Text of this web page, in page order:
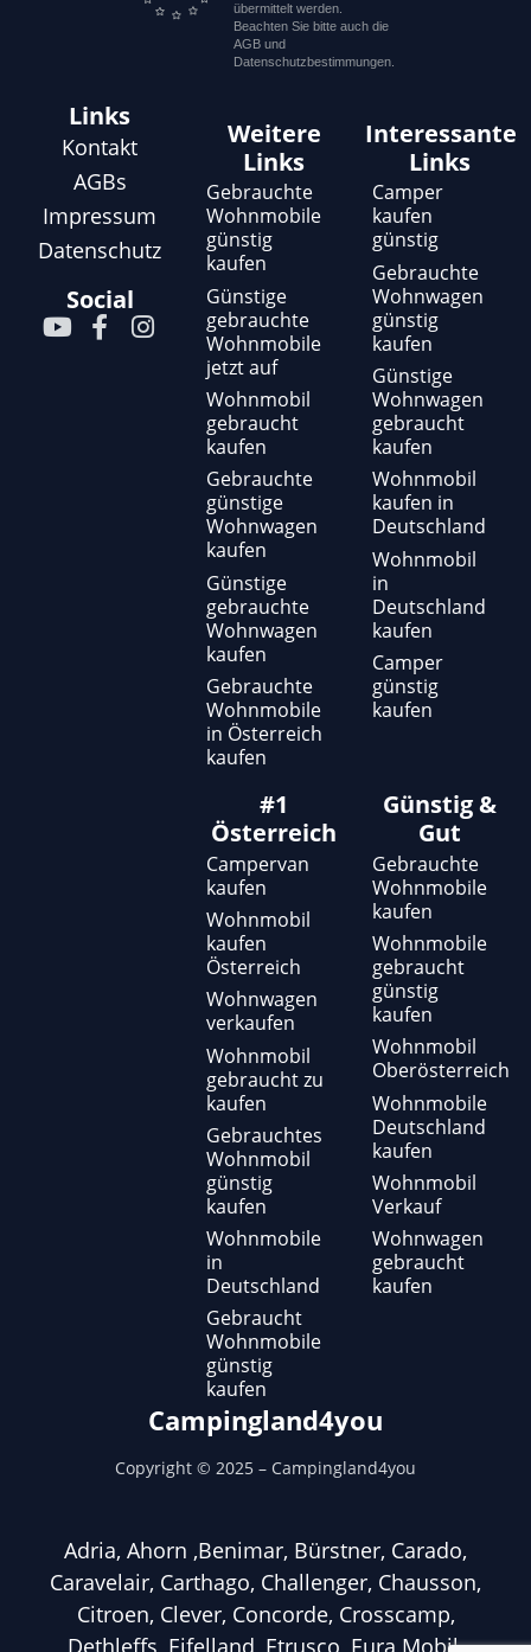
übermittelt werden.
Beachten Sie bitte auch die
AGB und
Datenschutzbestimmungen.
Links
Kontakt
AGBs
Impressum
Datenschutz
Social
Y F
a
I
Weitere
Links
Gebrauchte
Wohnmobile
günstig
kaufen
Günstige
gebrauchte
Wohnmobile
jetzt auf
Wohnmobil
gebraucht
kaufen
Gebrauchte
günstige
Wohnwagen
kaufen
Günstige
gebrauchte
Wohnwagen
kaufen
Gebrauchte
Wohnmobile
in Österreich
kaufen
Interessante
Links
Camper
kaufen
günstig
Gebrauchte
Wohnwagen
günstig
kaufen
Günstige
Wohnwagen
gebraucht
kaufen
Wohnmobil
kaufen in
Deutschland
Wohnmobil
in
Deutschland
kaufen
Camper
günstig
kaufen
#1
Österreich
Campervan
kaufen
Wohnmobil
kaufen
Österreich
Wohnwagen
verkaufen
Wohnmobil
gebraucht zu
kaufen
Gebrauchtes
Wohnmobil
günstig
kaufen
Wohnmobile
in
Deutschland
Gebraucht
Wohnmobile
günstig
kaufen
Günstig &
Gut
Gebrauchte
Wohnmobile
kaufen
Wohnmobile
gebraucht
günstig
kaufen
Wohnmobil
Oberösterreich
Wohnmobile
Deutschland
kaufen
Wohnmobil
Verkauf
Wohnwagen
gebraucht
kaufen
Campingland4you
Copyright © 2025 – Campingland4you
Adria, Ahorn ,Benimar, Bürstner, Carado,
Caravelair, Carthago, Challenger, Chausson,
Citroen, Clever, Concorde, Crosscamp,
Dethleffs, Eifelland, Etrusco, Eura Mobil,